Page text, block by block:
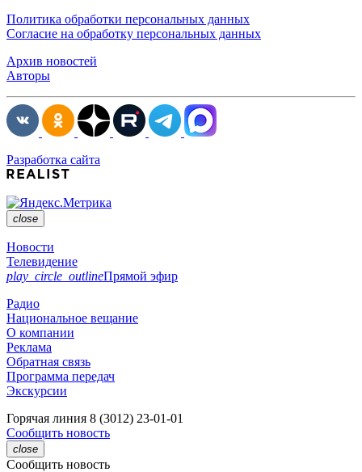
Политика обработки персональных данных
Согласие на обработку персональных данных
Архив новостей
Авторы
Разработка сайта
close
Новости
Телевидение
play_circle_outlineПрямой эфир
Радио
Национальное вещание
О компании
Реклама
Обратная связь
Программа передач
Экскурсии
Горячая линия 8 (3012) 23-01-01
Сообщить новость
close
Сообщить новость